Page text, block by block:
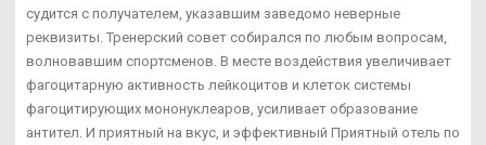
судится с получателем, указавшим заведомо неверные
реквизиты. Тренерский совет собирался по любым вопросам,
волновавшим спортсменов. В месте воздействия увеличивает
фагоцитарную активность лейкоцитов и клеток системы
фагоцитирующих мононуклеаров, усиливает образование
антител. И приятный на вкус, и эффективный Приятный отель по